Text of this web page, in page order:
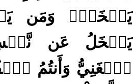
يَبۡخَلُۖ وَمَن
يَبۡخَلُ عَن
ٱلۡغَنِيُّ وَأَنتُمُ